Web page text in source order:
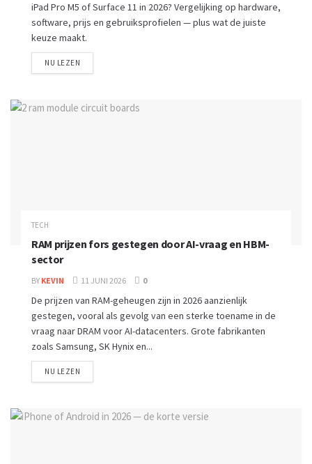
iPad Pro M5 of Surface 11 in 2026? Vergelijking op hardware,
software, prijs en gebruiksprofielen — plus wat de juiste
keuze maakt.
NU LEZEN
TECH
RAM prijzen fors gestegen door AI-vraag en HBM-
sector
BY KEVIN 11 JUNI 2026 0
De prijzen van RAM-geheugen zijn in 2026 aanzienlijk
gestegen, vooral als gevolg van een sterke toename in de
vraag naar DRAM voor AI-datacenters. Grote fabrikanten
zoals Samsung, SK Hynix en...
NU LEZEN